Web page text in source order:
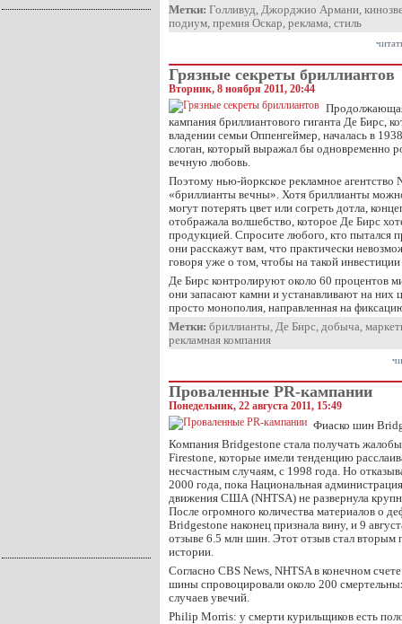
Метки: Голливуд, Джорджио Армани,
подиум, премия Оскар, реклама, стиль
Грязные секреты бриллиантов
Вторник, 8 ноября 2011, 20:44
кампания бриллиантового гиганта Де Бирс,
владении семьи Оппенгеймер, началась в
слоган, который выражал бы одновременно
вечную любовь.
Поэтому нью-йоркское рекламное агентство
«бриллианты вечны». Хотя бриллианты
могут потерять цвет или согреть дотла,
отображала волшебство, которое Де Бирс
продукцией. Спросите любого, кто пытался
они расскажут вам, что практически
говоря уже о том, чтобы на такой инвестиции
Де Бирс контролируют около 60 процентов
они запасают камни и устанавливают на них
просто монополия, направленная на
Метки: бриллианты, Де Бирс, добыча,
рекламная компания
Проваленные PR-кампании
Понедельник, 22 августа 2011, 15:49
Фиаско шин
Компания Bridgestone стала получать
Firestone, которые имели тенденцию
несчастным случаям, с 1998 года. Но
2000 года, пока Национальная
движения США (NHTSA) не развернула
После огромного количества материалов о
Bridgestone наконец признала вину, и 9
отзыве 6.5 млн шин. Этот отзыв стал вторым
истории.
Согласно CBS News, NHTSA в конечном
шины спровоцировали около 200
случаев увечий.
Philip Morris: у смерти курильщиков есть